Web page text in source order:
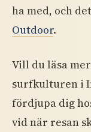
ha med, och
Outdoor.
Vill du läsa
surfkulturen i
fördjupa dig
vid när resan